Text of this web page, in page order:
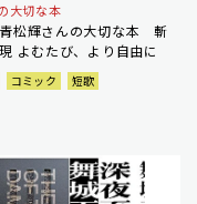
大切な本
松輝さんの大切な本 斬
よむたび、より自由に
コミック 短歌